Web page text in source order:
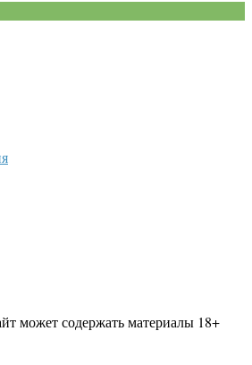
может содержать материалы 18+